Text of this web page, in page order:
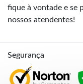
fique à vontade e se
nossos atendentes!
Segurança